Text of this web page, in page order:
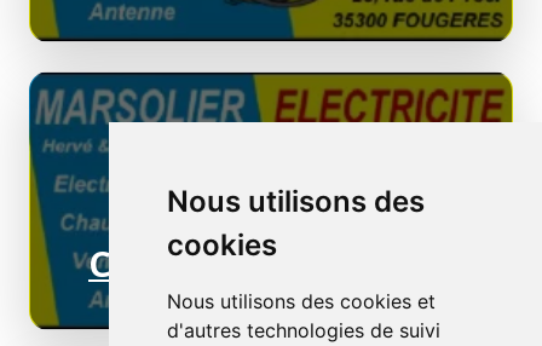
Nous utilisons des
cookies
Nous utilisons des cookies et
d'autres technologies de suivi
Chauffage électrique